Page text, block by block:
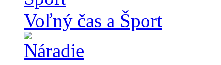
Voľný čas a Šport